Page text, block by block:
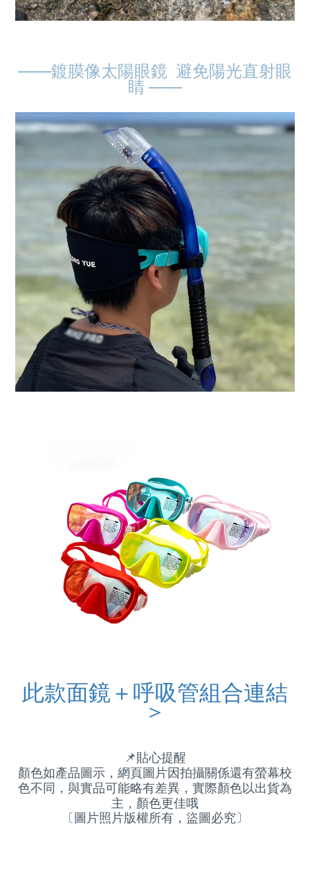
——鍍膜像太陽眼鏡 避免陽光直射眼
睛 ——
此款面鏡＋呼吸管組合連結
＞
📌貼心提醒
顏色如產品圖示，網頁圖片因拍攝關係還有螢幕校
色不同，與實品可能略有差異，實際顏色以出貨為
主，顏色更佳哦
〔圖片照片版權所有，盜圖必究〕